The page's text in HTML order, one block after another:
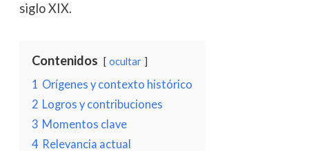
siglo XIX.
Contenidos ocultar
1 Orígenes y contexto histórico
2 Logros y contribuciones
3 Momentos clave
4 Relevancia actual